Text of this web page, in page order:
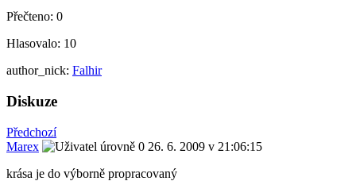
Přečteno: 0
Hlasovalo: 10
author_nick: Falhir
Diskuze
Předchozí
Marex
26. 6. 2009 v 21:06:15
krása je do výborně propracovaný